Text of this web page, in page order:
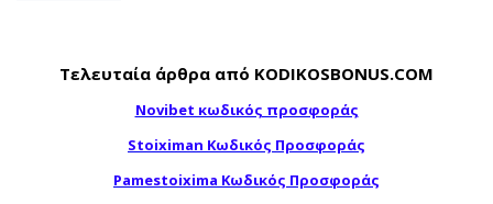
Τελευταία άρθρα από KODIKOSBONUS.COM
Novibet κωδικός προσφοράς
Stoiximan Κωδικός Προσφοράς
Pamestoixima Κωδικός Προσφοράς